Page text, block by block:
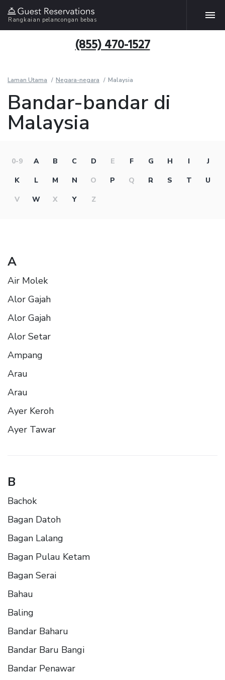
Rangkaian pelancongan bebas
(855) 470-1527
Laman Utama Negara-negara Malaysia
Bandar-bandar di
Malaysia
0-9 A B C D E F G H I
J
K
L M N O P Q R S T
U
V
W X Y Z
A
Air Molek
Alor Gajah
Alor Gajah
Alor Setar
Ampang
Arau
Arau
Ayer Keroh
Ayer Tawar
B
Bachok
Bagan Datoh
Bagan Lalang
Bagan Pulau Ketam
Bagan Serai
Bahau
Baling
Bandar Baharu
Bandar Baru Bangi
Bandar Penawar